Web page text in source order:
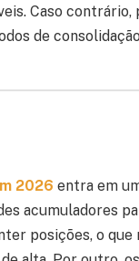
Caso contrário,
de
2026 entra em
acumuladores
posições, o que